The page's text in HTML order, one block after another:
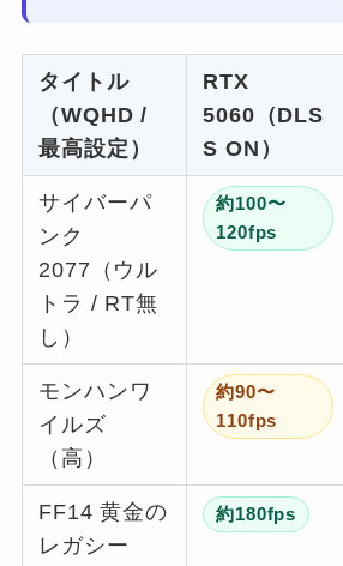
タイトル
（WQHD /
最高設定）
RTX
5060（DLS
S ON）
サイバーパ
ンク
2077（ウル
トラ / RT無
し）
約100〜
120fps
モンハンワ
イルズ
（高）
約90〜
110fps
FF14 黄金の
レガシー
約180fps